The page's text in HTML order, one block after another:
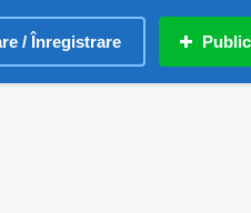
/ Înregistrare